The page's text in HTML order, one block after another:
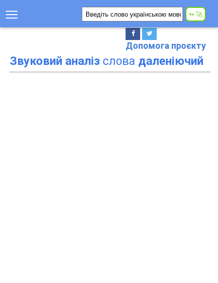
Допомога проєкту
Звуковий аналіз слова даленіючий